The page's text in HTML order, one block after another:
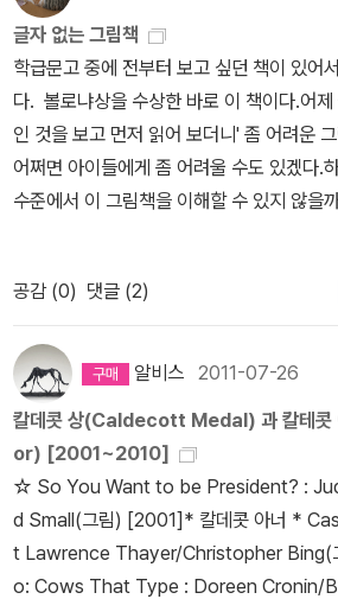
글자 없는 그림책
학급문고 중에 전부터 보고 싶던 책이 있어
다. 볼로냐상을 수상한 바로 이 책이다.어
인 것을 보고 먼저 읽어 보더니' 좀 어려운
어쩌면 아이들에게 좀 어려울 수도 있겠다.
수준에서 이 그림책을 이해할 수 있지 않을
들은 그림 한 컷 한 컷을 보면서 자신만의
그림 없는 그림책의 매력이 그게 아닐까 싶
다른 이야기를 만들어 낼 수 있다는 점 말이
잠깐 이 그림책을 소개해 주었다.이 그림책
찾아오는 도서실 미션을 주었다.책 제목을
를 주었다.내 말을 잘 들은 아이들은 도서
버지>를 찾아왔다.나머지 아이들은 찾아오
상태였던 아이들은 미션이 뭔지조차 까먹
을 본 그 순간부터 흥분 상태에 돌입한 듯하
소개를 해줘야지.이런 책들이 그림만 있는
공감 (0) 댓글 (2)
알비스 2011-07-26
칼데콧 상(Caldecott Medal) 과 칼테
or) [2001~2010]
☆ So You Want to be President? :
d Small(그림) [2001]* 칼데콧 아너 * Casey at the Bat : Ernes
t Lawrence Thayer/Christopher Bing(그림) Click,
o: Cows That Type : Doreen Cronin/